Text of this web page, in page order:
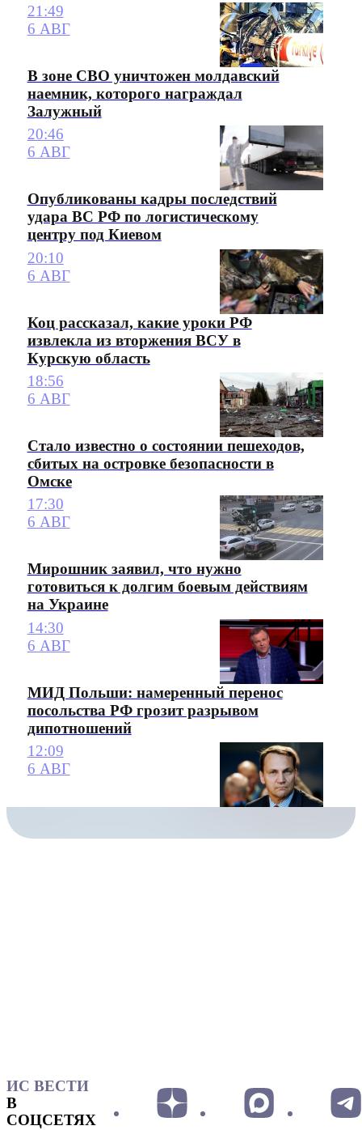
21:49
6 АВГ
В зоне СВО уничтожен молдавский
наемник, которого награждал
Залужный
20:46
6 АВГ
Опубликованы кадры последствий
удара ВС РФ по логистическому
центру под Киевом
20:10
6 АВГ
Коц рассказал, какие уроки РФ
извлекла из вторжения ВСУ в
Курскую область
18:56
6 АВГ
Стало известно о состоянии пешеходов,
сбитых на островке безопасности в
Омске
17:30
6 АВГ
Мирошник заявил, что нужно
готовиться к долгим боевым действиям
на Украине
14:30
6 АВГ
МИД Польши: намеренный перенос
посольства РФ грозит разрывом
дипотношений
12:09
6 АВГ
ИС ВЕСТИ
В
СОЦСЕТЯХ